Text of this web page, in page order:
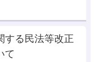
する民法等改正
て